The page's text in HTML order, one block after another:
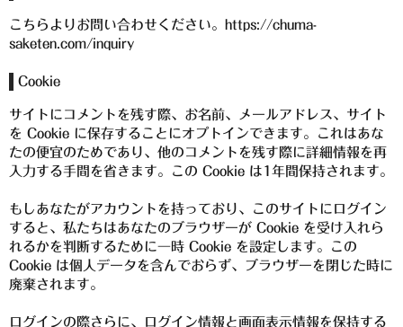
万膳酒造
櫻井酒造
軸屋酒造
吉永酒造場
薩摩酒造
知覧醸造
こちらよりお問い合わせください。https://chuma-
saketen.com/inquiry
Cookie
サイトにコメントを残す際、お名前、メールアドレス、サイト
を Cookie に保存することにオプトインできます。これはあな
たの便宜のためであり、他のコメントを残す際に詳細情報を再
入力する手間を省きます。この Cookie は1年間保持されます。
もしあなたがアカウントを持っており、このサイトにログイン
すると、私たちはあなたのブラウザーが Cookie を受け入れら
れるかを判断するために一時 Cookie を設定します。この
Cookie は個人データを含んでおらず、ブラウザーを閉じた時に
廃棄されます。
ログインの際さらに、ログイン情報と画面表示情報を保持する